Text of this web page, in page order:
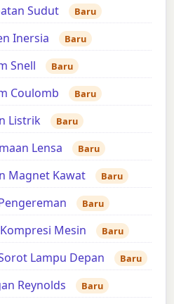
Sudut Baru
Inersia Baru
Snell Baru
Coulomb Baru
Listrik Baru
Lensa Baru
Magnet Kawat Baru
Baru
Mesin Baru
Lampu Depan Baru
Reynolds Baru